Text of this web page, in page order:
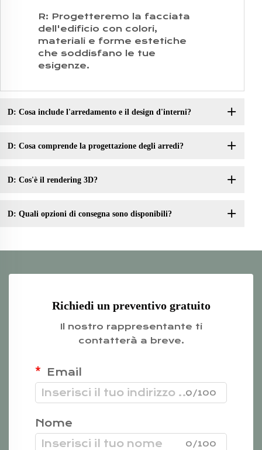
R: Progetteremo la facciata
dell'edificio con colori,
materiali e forme estetiche
che soddisfano le tue
esigenze.
D: Cosa include l'arredamento e il design d'interni?
D: Cosa comprende la progettazione degli arredi?
D: Cos'è il rendering 3D?
D: Quali opzioni di consegna sono disponibili?
Richiedi un preventivo gratuito
Il nostro rappresentante ti
contatterà a breve.
Email
0/100
Nome
0/100